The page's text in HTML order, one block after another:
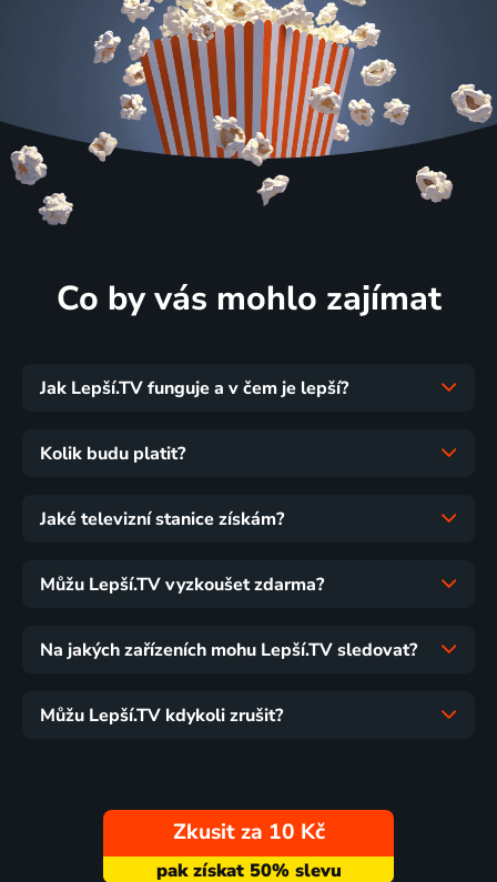
Co by vás mohlo zajímat
Jak Lepší.TV funguje a v čem je lepší?
Kolik budu platit?
Jaké televizní stanice získám?
Můžu Lepší.TV vyzkoušet zdarma?
Na jakých zařízeních mohu Lepší.TV sledovat?
Můžu Lepší.TV kdykoli zrušit?
Zkusit za 10 Kč